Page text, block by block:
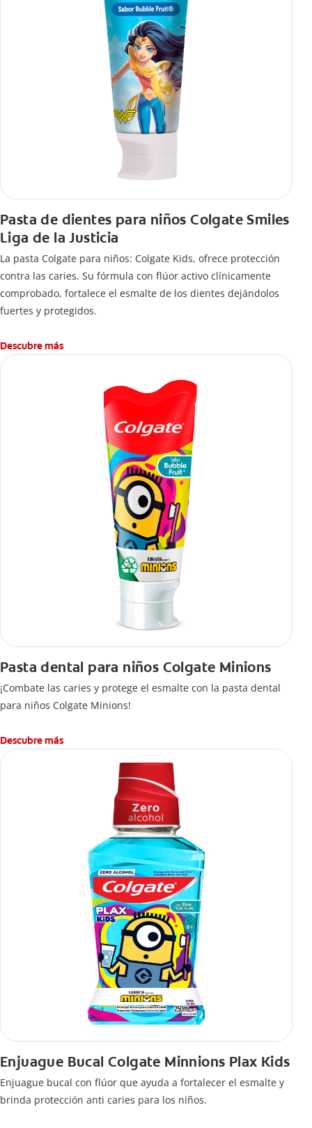
Pasta de dientes para niños Colgate Smiles
Liga de la Justicia
La pasta Colgate para niños: Colgate Kids, ofrece protección
contra las caries. Su fórmula con flúor activo clínicamente
comprobado, fortalece el esmalte de los dientes dejándolos
fuertes y protegidos.
Descubre más
Pasta dental para niños Colgate Minions
¡Combate las caries y protege el esmalte con la pasta dental
para niños Colgate Minions!
Descubre más
Enjuague Bucal Colgate Minnions Plax Kids
Enjuague bucal con flúor que ayuda a fortalecer el esmalte y
brinda protección anti caries para los niños.